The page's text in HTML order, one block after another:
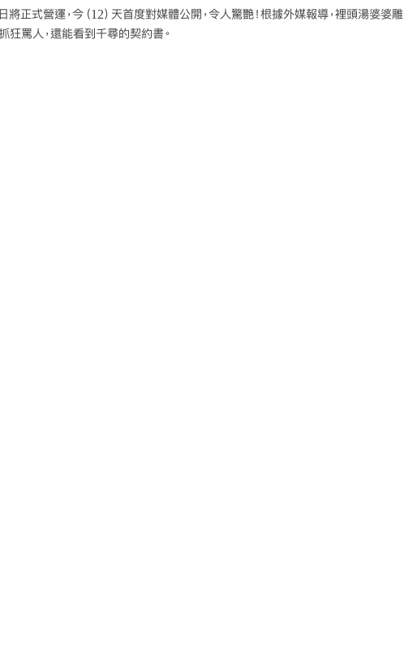
正式營運，今（12）天首度對媒體公開，令人驚艷！根據外媒報導，裡頭湯婆婆雕
狂罵人，還能看到千尋的契約書。